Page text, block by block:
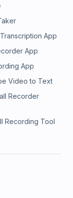
App
App
App
Video to Text
Recorder
Recording Tool